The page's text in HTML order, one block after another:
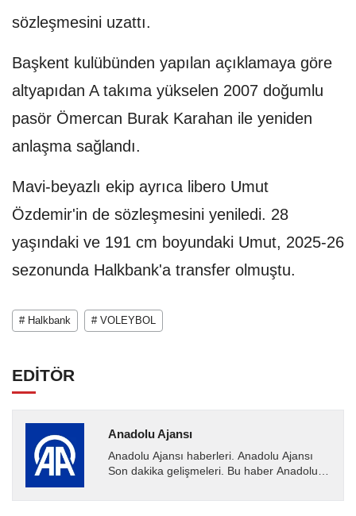
sözleşmesini uzattı.
Başkent kulübünden yapılan açıklamaya göre
altyapıdan A takıma yükselen 2007 doğumlu
pasör Ömercan Burak Karahan ile yeniden
anlaşma sağlandı.
Mavi-beyazlı ekip ayrıca libero Umut
Özdemir'in de sözleşmesini yeniledi. 28
yaşındaki ve 191 cm boyundaki Umut, 2025-26
sezonunda Halkbank'a transfer olmuştu.
# Halkbank # VOLEYBOL
EDİTÖR
Anadolu Ajansı
Anadolu Ajansı haberleri. Anadolu Ajansı
Son dakika gelişmeleri. Bu haber Anadolu
Ajansı tarafından...